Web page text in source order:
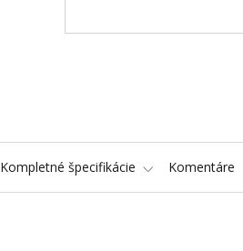
Kompletné špecifikácie Komentáre